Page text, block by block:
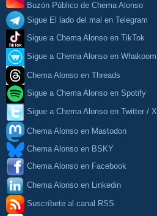
Buzón Público de Chema Alonso
Sigue El lado del mal en Telegram
Sigue a Chema Alonso en TikTok
Sigue a Chema Alonso en Whakoom
Chema Alonso en Threads
Sigue a Chema Alonso en Spotify
Sigue a Chema Alonso en Twitter / X
Chema Alonso en Mastodon
Chema Alonso en BSKY
Chema Alonso en Facebook
Chema Alonso en Linkedin
Suscríbete al canal RSS